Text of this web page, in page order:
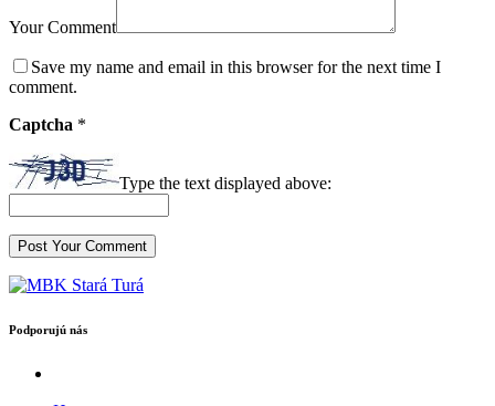
Your Comment
Save my name and email in this browser for the next time I
comment.
Captcha *
Type the text displayed above:
Podporujú nás